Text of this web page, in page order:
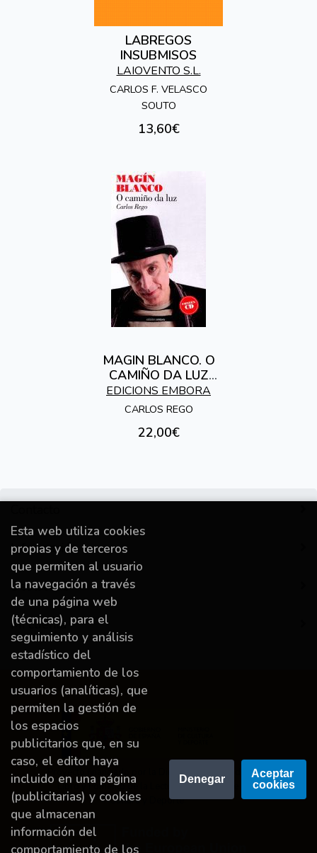
LABREGOS
INSUBMISOS
LAIOVENTO S.L.
CARLOS F. VELASCO
SOUTO
13,60€
MAGIN BLANCO. O
CAMIÑO DA LUZ
(CONTEN CD)
EDICIONS EMBORA
CARLOS REGO
22,00€
Información
Destacado
Mi cuenta
Proyecto financiado por la Dirección General del
Libro y Fomento de la Lectura, Ministerio de
Cultura y Deporte.
Esta web utiliza cookies
propias y de terceros
que permiten al usuario
la navegación a través
de una página web
(técnicas), para el
seguimiento y análisis
estadístico del
comportamiento de los
usuarios (analíticas), que
permiten la gestión de
los espacios
publicitarios que, en su
caso, el editor haya
incluido en una página
(publicitarias) y cookies
que almacenan
información del
Denegar
Aceptar
cookies